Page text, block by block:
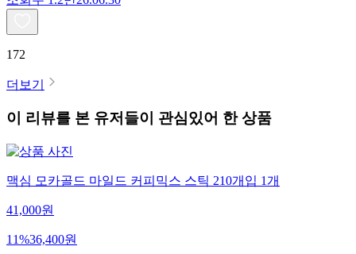
172
더보기
이 리뷰를 본 유저들이 관심있어 한 상품
맥심 모카골드 마일드 커피믹스 스틱 210개입 1개
41,000원
11%36,400원